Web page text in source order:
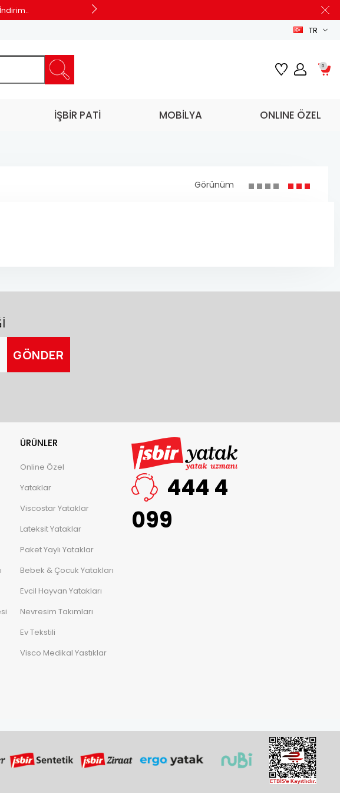
TR
0
İŞBİR PATİ MOBİLYA ONLINE ÖZEL
Görünüm
ÜRÜNLER
Online Özel
Yataklar
Viscostar Yataklar
Lateksit Yataklar
Paket Yaylı Yataklar
Bebek & Çocuk Yatakları
Evcil Hayvan Yatakları
Nevresim Takımları
Ev Tekstili
Visco Medikal Yastıklar
444 4
099